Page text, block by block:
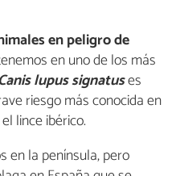
en peligro de
en uno de los más
Canis lupus signatuses
riesgo más conocida en
lince ibérico.
en la península, pero